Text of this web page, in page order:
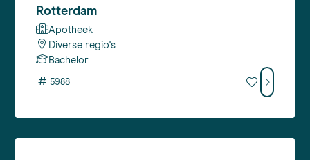
Rotterdam
Apotheek
Diverse regio's
Bachelor
# 5988